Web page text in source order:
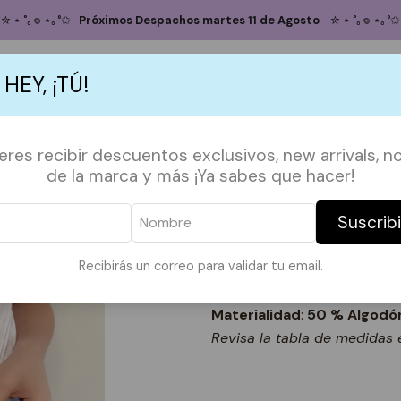
¡TÚ!
recibir descuentos exclusivos, new arrivals,
de la marca y más ¡Ya sabes que hacer!
Recibirás un correo para validar tu email.
ACCESORIOS POLERAS POLERONES TAZAS PAPELERÍA &
✮ ⋆ ˚｡𖦹 ⋆｡°✩ Próximos Despachos martes 11 de Agosto ✮ ⋆ ˚｡𖦹 ⋆｡°✩
POLERAS SERIES Y PELIS Polera Stranger Things / Eleven
Cabeza
TALLA
S M L
Materialidad: 50 %
Revisa la tabla de medidas